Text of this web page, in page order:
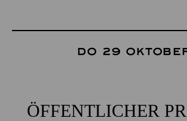
Do 29
ÖFFENT­LICHER